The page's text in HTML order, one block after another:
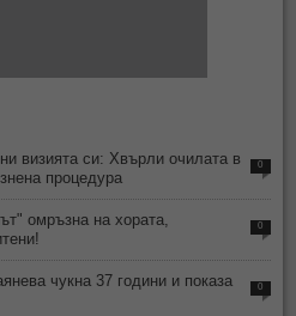
визията си: Хвърли очилата в
процедура
0
омръзна на хората,
0
чукна 37 години и показа
0